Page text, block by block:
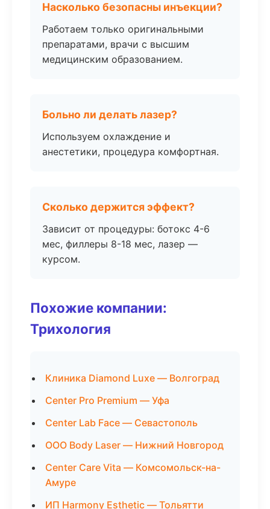
Насколько безопасны инъекции?
Работаем только оригинальными
препаратами, врачи с высшим
медицинским образованием.
Больно ли делать лазер?
Используем охлаждение и
анестетики, процедура комфортная.
Сколько держится эффект?
Зависит от процедуры: ботокс 4-6
мес, филлеры 8-18 мес, лазер —
курсом.
Похожие компании:
Трихология
Клиника Diamond Luxe — Волгоград
Center Pro Premium — Уфа
Center Lab Face — Севастополь
ООО Body Laser — Нижний Новгород
Center Care Vita — Комсомольск-на-
Амуре
ИП Harmony Esthetic — Тольятти